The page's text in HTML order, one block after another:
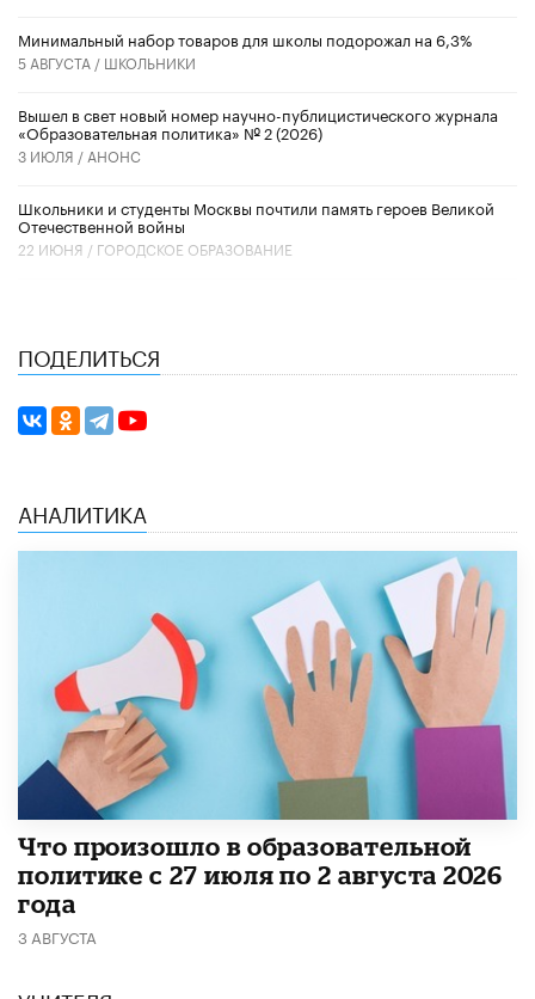
Минимальный набор товаров для школы подорожал на 6,3%
5 АВГУСТА / ШКОЛЬНИКИ
Вышел в свет новый номер научно-публицистического журнала
«Образовательная политика» № 2 (2026)
3 ИЮЛЯ / АНОНС
Школьники и студенты Москвы почтили память героев Великой
Отечественной войны
22 ИЮНЯ / ГОРОДСКОЕ ОБРАЗОВАНИЕ
ПОДЕЛИТЬСЯ
АНАЛИТИКА
​Что произошло в образовательной
политике с 27 июля по 2 августа 2026
года
3 АВГУСТА